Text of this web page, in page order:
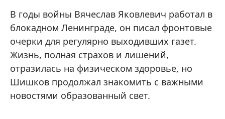
В годы войны Вячеслав Яковлевич работал в
блокадном Ленинграде, он писал фронтовые
очерки для регулярно выходивших газет.
Жизнь, полная страхов и лишений,
отразилась на физическом здоровье, но
Шишков продолжал знакомить с важными
новостями образованный свет.